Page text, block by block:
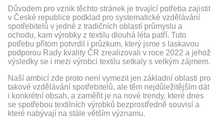
Důvodem pro vznik těchto stránek je trvající potřeba zajistit
v České republice podklad pro systematické vzdělávání
spotřebitelů v jedné z tradičních oblastí průmyslu a
ochodu, kam výrobky z textilu dlouhá léta patří. Tuto
potřebu přitom potvrdil i průzkum, který jsme s laskavou
podporou Rady kvality ČR zrealizovali v roce 2022 a jehož
výsledky se i mezi výrobci textilu setkaly s velkým zájmem.
Naší ambicí zde proto není vymezit jen základní oblasti pro
takové vzdělávání spotřebitelů, ale těm nejdůležitějším dát
i konkrétní obsah, a zaměřit je na nové trendy, které dnes
se spotřebou textilních výrobků bezprostředně souvisí a
které nabývají na stále větším významu.